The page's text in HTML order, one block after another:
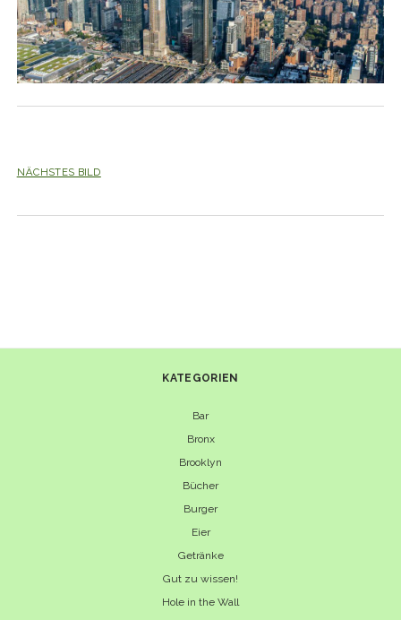
NÄCHSTES BILD
KATEGORIEN
Bar
Bronx
Brooklyn
Bücher
Burger
Eier
Getränke
Gut zu wissen!
Hole in the Wall